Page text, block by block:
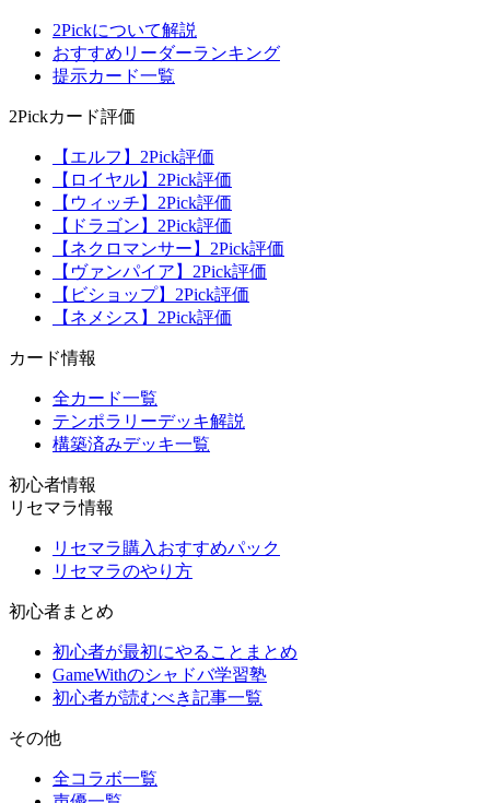
2Pickについて解説
おすすめリーダーランキング
提示カード一覧
2Pickカード評価
【エルフ】2Pick評価
【ロイヤル】2Pick評価
【ウィッチ】2Pick評価
【ドラゴン】2Pick評価
【ネクロマンサー】2Pick評価
【ヴァンパイア】2Pick評価
【ビショップ】2Pick評価
【ネメシス】2Pick評価
カード情報
全カード一覧
テンポラリーデッキ解説
構築済みデッキ一覧
初心者情報
リセマラ情報
リセマラ購入おすすめパック
リセマラのやり方
初心者まとめ
初心者が最初にやることまとめ
GameWithのシャドバ学習塾
初心者が読むべき記事一覧
その他
全コラボ一覧